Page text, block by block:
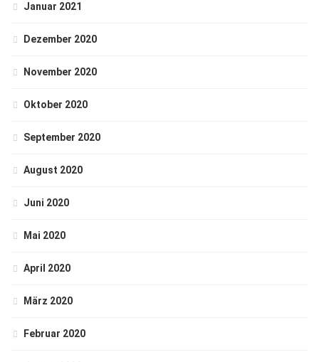
Januar 2021
Dezember 2020
November 2020
Oktober 2020
September 2020
August 2020
Juni 2020
Mai 2020
April 2020
März 2020
Februar 2020